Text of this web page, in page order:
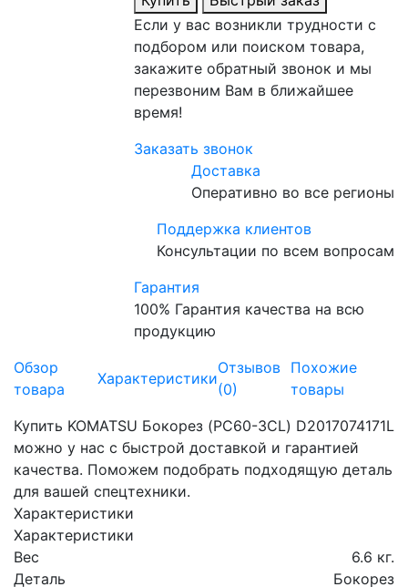
Если у вас возникли трудности с
подбором или поиском товара,
закажите обратный звонок и мы
перезвоним Вам в ближайшее
время!
Заказать звонок
Доставка
Оперативно во все регионы
Поддержка клиентов
Консультации по всем вопросам
Гарантия
100% Гарантия качества на всю
продукцию
Обзор
товара
Характеристики
Отзывов
(0)
Похожие
товары
Купить KOMATSU Бокорез (PC60-3CL) D2017074171L
можно у нас с быстрой доставкой и гарантией
качества. Поможем подобрать подходящую деталь
для вашей спецтехники.
Характеристики
Характеристики
Вес
6.6 кг.
Деталь
Бокорез